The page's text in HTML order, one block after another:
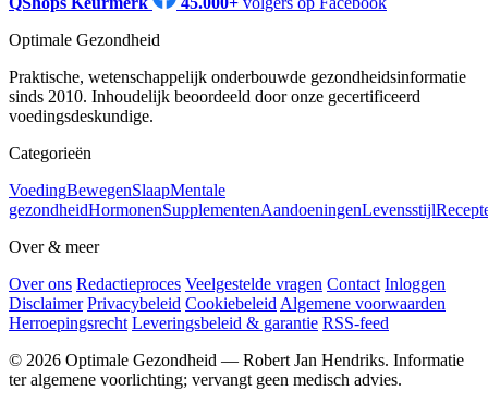
Optimale Gezondheid
Praktische, wetenschappelijk onderbouwde gezondheidsinformatie
sinds 2010. Inhoudelijk beoordeeld door onze gecertificeerd
voedingsdeskundige.
Categorieën
VoedingBewegenSlaapMentale
gezondheidHormonenSupplementenAandoeningenLevensstijl
Over & meer
Over ons Redactieproces Veelgestelde vragen Contact Inloggen
Disclaimer Privacybeleid CookiebeleidAlgemene voorwaarden
Herroepingsrecht Leveringsbeleid & garantie RSS-feed
© 2026 Optimale Gezondheid — Robert Jan Hendriks. Informatie
ter algemene voorlichting; vervangt geen medisch advies.